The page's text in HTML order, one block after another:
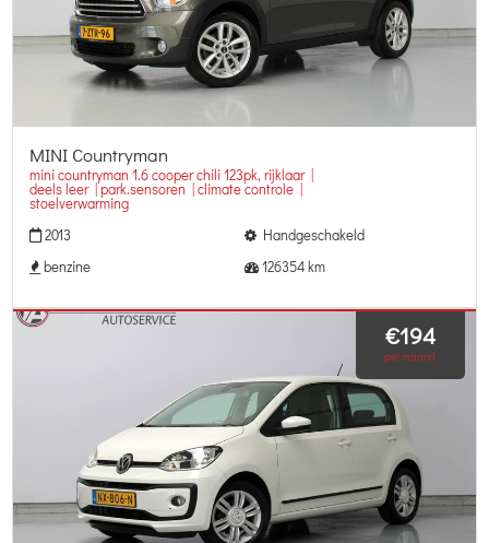
MINI Countryman
mini countryman 1.6 cooper chili 123pk, rijklaar |
deels leer | park.sensoren | climate controle |
stoelverwarming
2013
Handgeschakeld
benzine
126354 km
€194
per maand